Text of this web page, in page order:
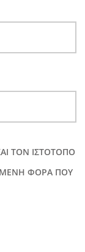
ΤΟΝ ΙΣΤΌΤΟΠΟ
ΦΟΡΆ ΠΟΥ